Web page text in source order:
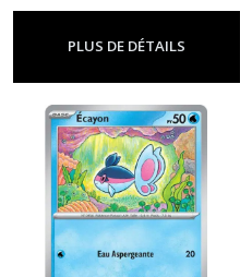
Stellaire-Ev7 - Couronne Stellaire
PLUS DE DÉTAILS